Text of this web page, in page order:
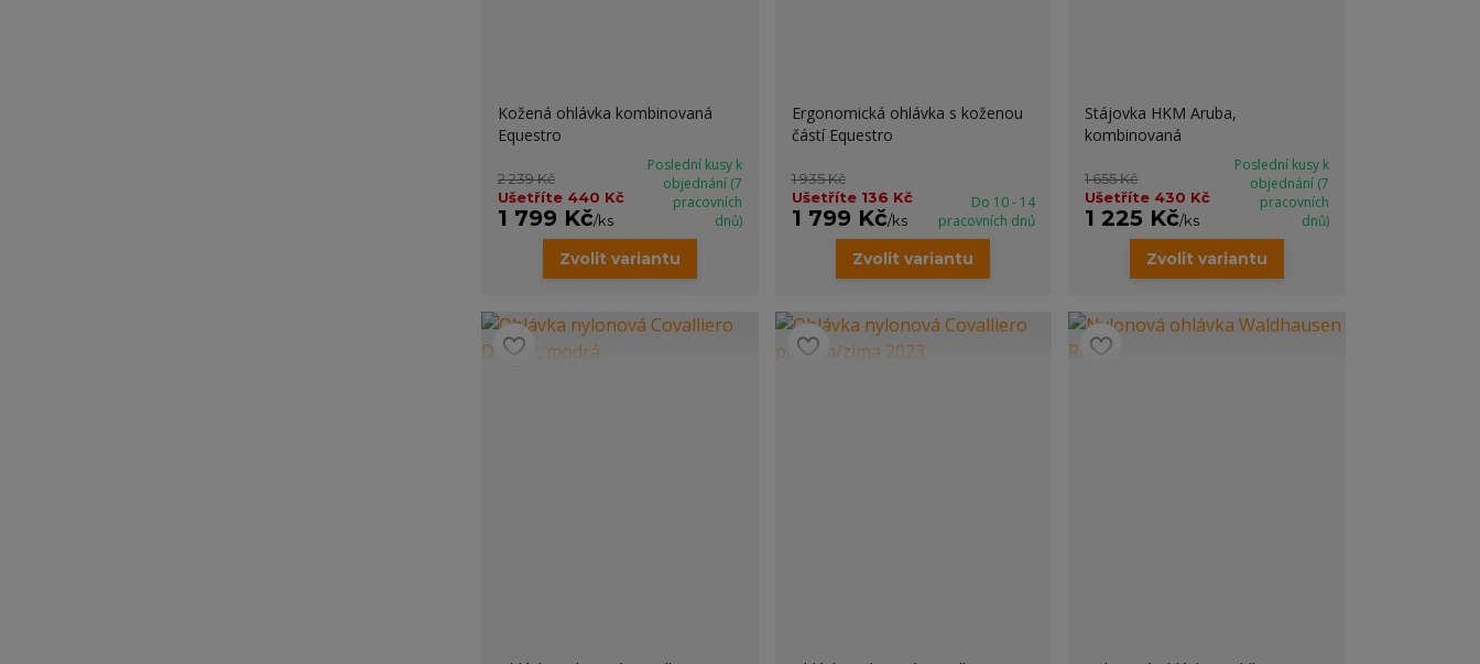
Kožená ohlávka kombinovaná
Equestro
2 239 Kč
Ušetříte 440 Kč
1 799 Kč/ks
Poslední kusy k
objednání (7
pracovních
dnů)
Zvolit variantu
Ergonomická ohlávka s koženou
částí Equestro
1 935 Kč
Ušetříte 136 Kč
1 799 Kč/ks
Do 10 - 14
pracovních dnů
Zvolit variantu
Stájovka HKM Aruba,
kombinovaná
1 655 Kč
Ušetříte 430 Kč
1 225 Kč/ks
Poslední kusy k
objednání (7
pracovních
dnů)
Zvolit variantu